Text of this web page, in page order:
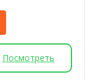
Посмотреть